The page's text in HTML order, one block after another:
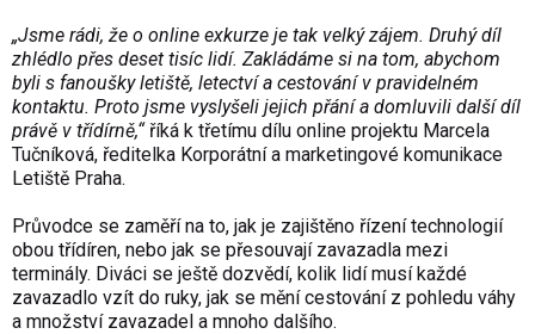
„Jsme rádi, že o online exkurze je tak velký zájem. Druhý díl
zhlédlo přes deset tisíc lidí. Zakládáme si na tom, abychom
byli s fanoušky letiště, letectví a cestování v pravidelném
kontaktu. Proto jsme vyslyšeli jejich přání a domluvili další díl
právě v třídírně,“říká k třetímu dílu online projektu Marcela
Tučníková, ředitelka Korporátní a marketingové komunikace
Letiště Praha.
Průvodce se zaměří na to, jak je zajištěno řízení technologií
obou třídíren, nebo jak se přesouvají zavazadla mezi
terminály. Diváci se ještě dozvědí, kolik lidí musí každé
zavazadlo vzít do ruky, jak se mění cestování z pohledu váhy
a množství zavazadel a mnoho dalšího.